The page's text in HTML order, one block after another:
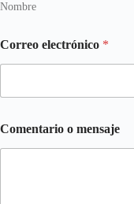
Nombre
Correo electrónico *
N
o
Comentario o mensaje